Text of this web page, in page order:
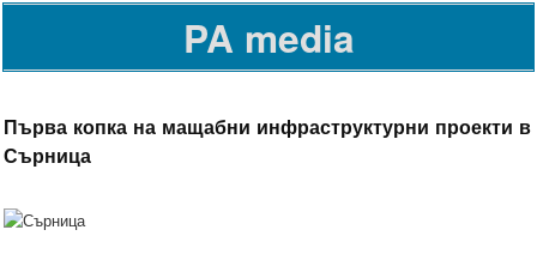
PA media
Първа копка на мащабни инфраструктурни проекти в
Сърница